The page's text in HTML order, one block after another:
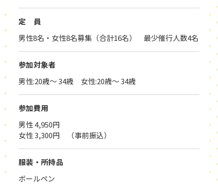
定 員
男性8名・女性8名募集（合計16名） 最少催行人数4名
参加対象者
男性:20歳～ 34歳 女性:20歳～ 34歳
参加費用
男性 4,950円
女性 3,300円 （事前振込）
服装・所持品
ボールペン